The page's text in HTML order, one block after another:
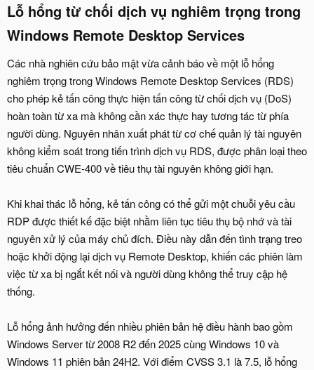
Lỗ hổng từ chối dịch vụ nghiêm trọng trong
Windows Remote Desktop Services​
Các nhà nghiên cứu bảo mật vừa cảnh báo về một lỗ hổng
nghiêm trọng trong Windows Remote Desktop Services (RDS)
cho phép kẻ tấn công thực hiện tấn công từ chối dịch vụ (DoS)
hoàn toàn từ xa mà không cần xác thực hay tương tác từ phía
người dùng. Nguyên nhân xuất phát từ cơ chế quản lý tài nguyên
không kiểm soát trong tiến trình dịch vụ RDS, được phân loại theo
tiêu chuẩn CWE-400 về tiêu thụ tài nguyên không giới hạn.
Khi khai thác lỗ hổng, kẻ tấn công có thể gửi một chuỗi yêu cầu
RDP được thiết kế đặc biệt nhằm liên tục tiêu thụ bộ nhớ và tài
nguyên xử lý của máy chủ đích. Điều này dẫn đến tình trạng treo
hoặc khởi động lại dịch vụ Remote Desktop, khiến các phiên làm
việc từ xa bị ngắt kết nối và người dùng không thể truy cập hệ
thống.
Lỗ hổng ảnh hưởng đến nhiều phiên bản hệ điều hành bao gồm
Windows Server từ 2008 R2 đến 2025 cùng Windows 10 và
Windows 11 phiên bản 24H2. Với điểm CVSS 3.1 là 7.5, lỗ hổng